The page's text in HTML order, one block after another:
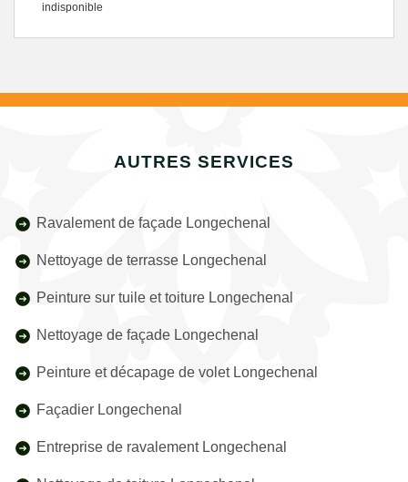
indisponible
AUTRES SERVICES
Ravalement de façade Longechenal
Nettoyage de terrasse Longechenal
Peinture sur tuile et toiture Longechenal
Nettoyage de façade Longechenal
Peinture et décapage de volet Longechenal
Façadier Longechenal
Entreprise de ravalement Longechenal